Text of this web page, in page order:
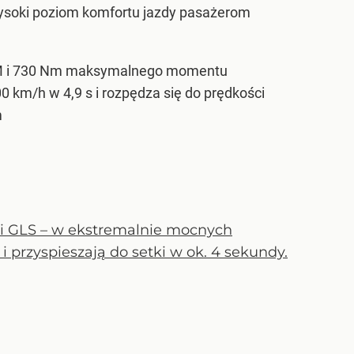
poziom komfortu jazdy pasażerom
i 730 Nm maksymalnego momentu
km/h w 4,9 s i rozpędza się do prędkości
GLS – w ekstremalnie mocnych
do setki w ok. 4 sekundy.